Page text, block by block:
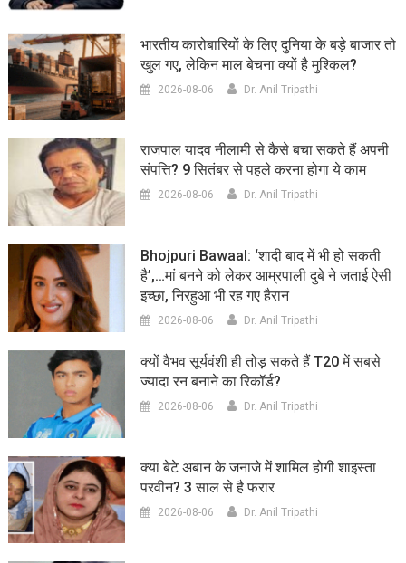
भारतीय कारोबारियों के लिए दुनिया के बड़े बाजार तो
खुल गए, लेकिन माल बेचना क्यों है मुश्किल?
2026-08-06 Dr. Anil Tripathi
राजपाल यादव नीलामी से कैसे बचा सकते हैं अपनी
संपत्ति? 9 सितंबर से पहले करना होगा ये काम
2026-08-06 Dr. Anil Tripathi
Bhojpuri Bawaal: ‘शादी बाद में भी हो सकती
है’,…मां बनने को लेकर आम्रपाली दुबे ने जताई ऐसी
इच्छा, निरहुआ भी रह गए हैरान
2026-08-06 Dr. Anil Tripathi
क्यों वैभव सूर्यवंशी ही तोड़ सकते हैं T20 में सबसे
ज्यादा रन बनाने का रिकॉर्ड?
2026-08-06 Dr. Anil Tripathi
क्या बेटे अबान के जनाजे में शामिल होगी शाइस्ता
परवीन? 3 साल से है फरार
2026-08-06 Dr. Anil Tripathi